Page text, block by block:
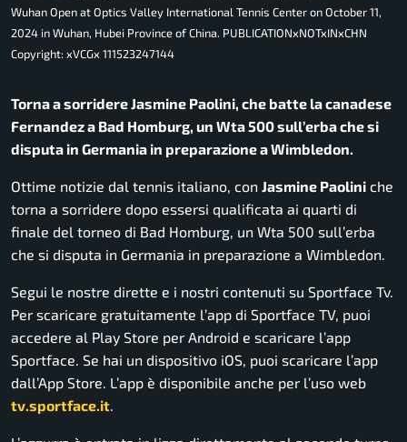
Wuhan Open at Optics Valley International Tennis Center on October 11,
2024 in Wuhan, Hubei Province of China. PUBLICATIONxNOTxINxCHN
Copyright: xVCGx 111523247144
Torna a sorridere Jasmine Paolini, che batte la canadese
Fernandez a Bad Homburg, un Wta 500 sull’erba che si
disputa in Germania in preparazione a Wimbledon.
Ottime notizie dal tennis italiano, con Jasmine Paolini che
torna a sorridere dopo essersi qualificata ai quarti di
finale del torneo di Bad Homburg, un Wta 500 sull’erba
che si disputa in Germania in preparazione a Wimbledon.
Segui le nostre dirette e i nostri contenuti su Sportface Tv.
Per scaricare gratuitamente l’app di Sportface TV, puoi
accedere al Play Store per Android e scaricare l’app
Sportface. Se hai un dispositivo iOS, puoi scaricare l’app
dall’App Store. L’app è disponibile anche per l’uso web
tv.sportface.it.